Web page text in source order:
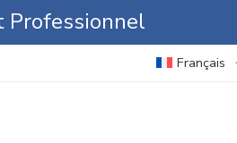
Professionnel
Français